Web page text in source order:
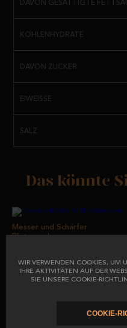
WIR VERWENDEN COOKIES, UM
IHRE AKTIVITÄTEN AUF DER
SIE UNSERE COOKIE-
DAVON GESÄTTIGTE
KOHLENHYDRATE
DAVON ZUCKER
EIWEISSE
SALZ
Das könnte
Messer und Schärfer
Blisterpackung
5,44 €
COOKIE-